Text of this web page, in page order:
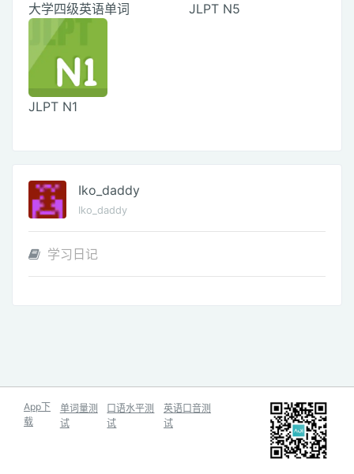
大学四级英语单词 JLPT N5
JLPT N1
Iko_daddy
Iko_daddy
学习日记
App下
载
单词量测
试
口语水平测
试
英语口音测
试